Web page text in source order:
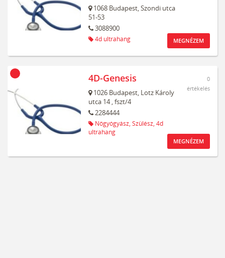
1068 Budapest,Szondi utca
51-53
3088900
4d ultrahang MEGNÉZEM
4D-Genesis
1026 Budapest, Lotz Károly
utca 14, fszt/4
2284444
Nőgyógyász, Szülész, 4d
ultrahang
0
értékelés
MEGNÉZEM